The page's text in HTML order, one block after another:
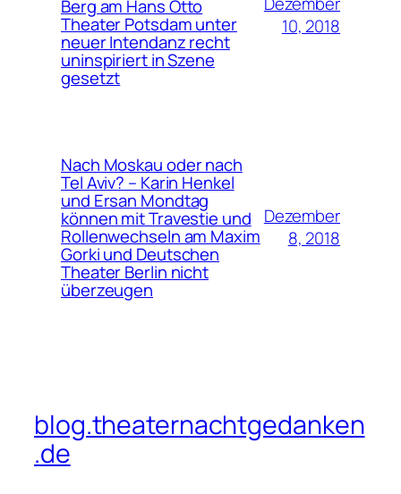
Berg am Hans Otto
Theater Potsdam unter
neuer Intendanz recht
uninspiriert in Szene
gesetzt
10, 2018
Nach Moskau oder nach
Tel Aviv? – Karin Henkel
und Ersan Mondtag
können mit Travestie und
Rollenwechseln am Maxim
Gorki und Deutschen
Theater Berlin nicht
überzeugen
Dezember
8, 2018
blog.theaternachtgedanken
.de